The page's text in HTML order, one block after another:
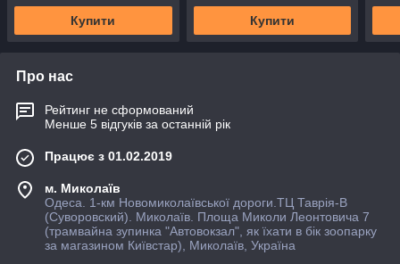
Купити Купити
Про нас
Рейтинг не сформований
Менше 5 відгуків за останній рік
Працює з 01.02.2019
м. Миколаїв
Одеса. 1-км Новомиколаївської дороги.ТЦ Таврія-В
(Суворовский). Миколаїв. Площа Миколи Леонтовича 7
(трамвайна зупинка "Автовокзал", як їхати в бiк зоопарку
за магазином Київстар), Миколаїв, Україна